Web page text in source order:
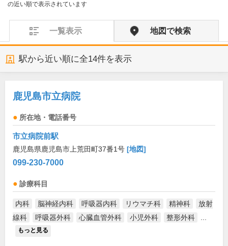
の近い順で表示されています
一覧表示 地図で検索
駅から近い順に全14件を表示
鹿児島市立病院
所在地・電話番号
市立病院前駅
鹿児島県鹿児島市上荒田町37番1号 [地図]
099-230-7000
診療科目
内科 脳神経内科 呼吸器内科 リウマチ科 精神科
放射
線科
呼吸器外科 心臓血管外科 小児外科 整形外科
もっと見る